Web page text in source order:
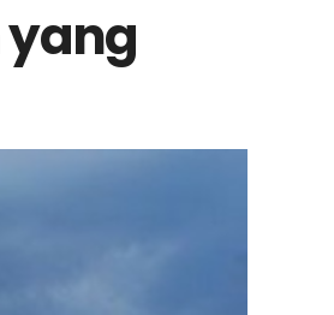
yang